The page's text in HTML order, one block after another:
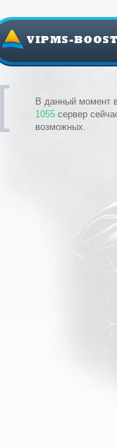
В данный момент
1055 сервер
возможных.